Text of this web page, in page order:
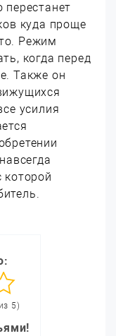
куда проще
Режим
когда перед
Также он
усилия
5)